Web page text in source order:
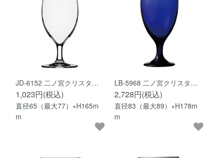
JD-6152 二ノ宮クリスタ…
1,023円(税込)
直径65（最大77）×H165m
m
LB-5968 二ノ宮クリスタ…
2,728円(税込)
直径83（最大89）×H178m
m